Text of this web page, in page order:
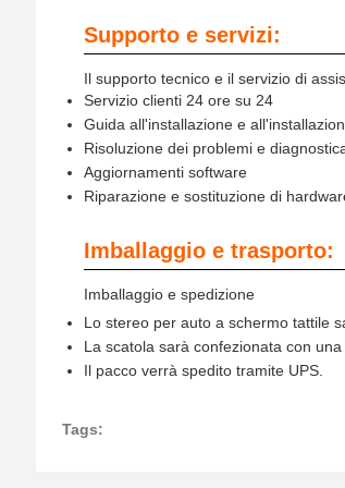
Supporto e servizi:
Il supporto tecnico e il servizio di
Servizio clienti 24 ore su 24
Guida all'installazione e
Risoluzione dei problemi e
Aggiornamenti software
Riparazione e sostituzione di
Imballaggio e trasporto:
Imballaggio e spedizione
Lo stereo per auto a schermo tattile
La scatola sarà confezionata con
Il pacco verrà spedito tramite UPS.
Tags: